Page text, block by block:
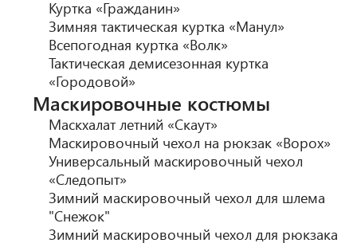
Куртка «Гражданин»
Зимняя тактическая куртка «Манул»
Всепогодная куртка «Волк»
Тактическая демисезонная куртка
«Городовой»
Маскировочные костюмы
Маскхалат летний «Скаут»
Маскировочный чехол на рюкзак «Ворох»
Универсальный маскировочный чехол
«Следопыт»
Зимний маскировочный чехол для шлема
"Снежок"
Зимний маскировочный чехол для рюкзака